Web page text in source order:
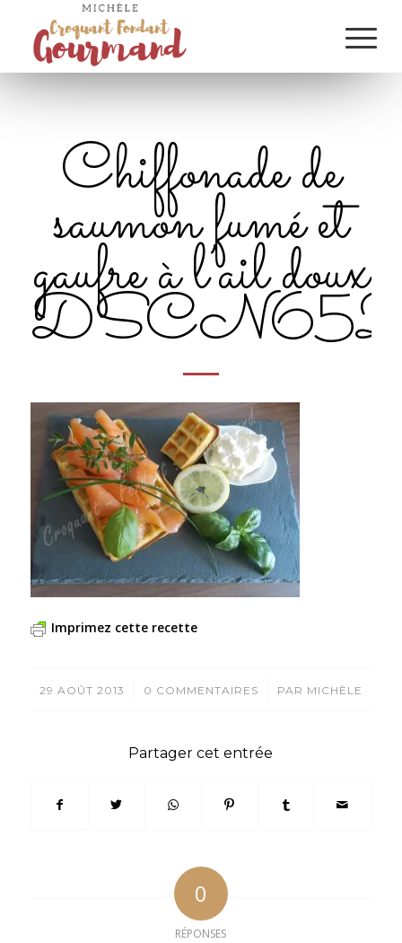
Chiffonade de
saumon fumé et
gaufre à l’ail doux
Imprimez cette recette
29 AOÛT 2013
/ 0 COMMENTAIRES
/ PAR MICHÈLE
Partager cet entrée
0
RÉPONSES